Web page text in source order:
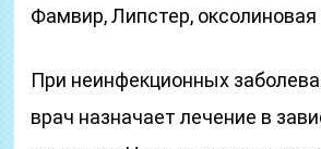
Фамвир, Липстер, оксолиновая
При неинфекционных
врач назначает лечение в